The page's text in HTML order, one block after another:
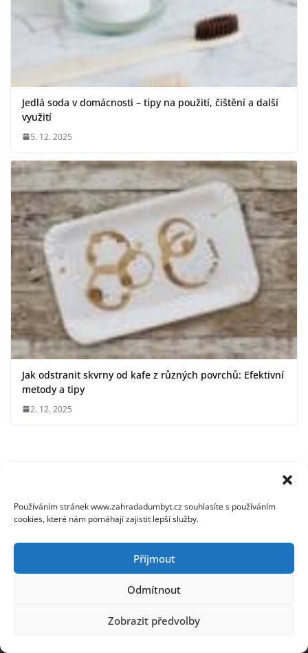
Používáním stránek www.zahradadumbyt.cz souhlasíte s používáním
cookies, které nám pomáhají zajistit lepší služby.
Příjmout
Odmítnout
Zobrazit předvolby
Jedlá soda v domácnosti – tipy na použití, čištění a další
využití
5. 12. 2025
Jak odstranit skvrny od kafe z různých povrchů: Efektivní
metody a tipy
2. 12. 2025
Zásady ochrany osobních údajů
Kontakt
Copyright © 2025 ZahradaDumByt.cz. Kopírování a přebírání
obsahu bez předchozího souhlasu není dovoleno. Všechna